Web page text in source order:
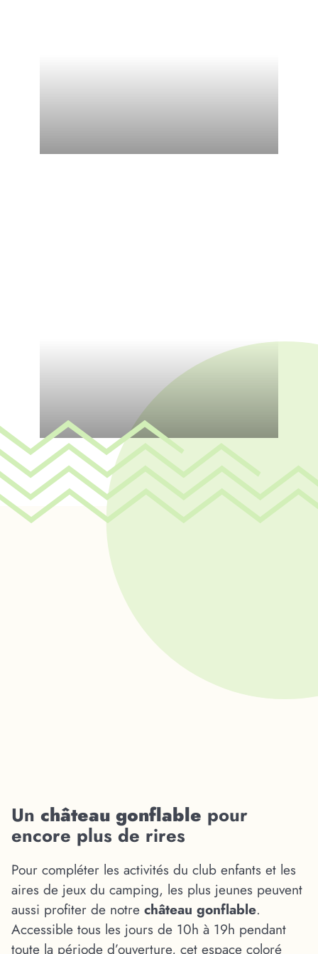
Un château gonflable pour
encore plus de rires
Pour compléter les activités du club enfants et les
aires de jeux du camping, les plus jeunes peuvent
aussi profiter de notre château gonflable.
Accessible tous les jours de 10h à 19h pendant
toute la période d’ouverture, cet espace coloré